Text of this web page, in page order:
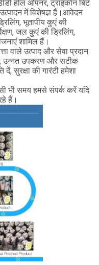
होल ओपनर, ट्राइकोन बिट
में विशेषज्ञ हैं।आवेदन
भूतापीय कुएं की
जल कुएं की ड्रिलिंग,
शामिल हैं।
वाले उत्पाद और सेवा प्रदान
उन्नत उपकरण और सटीक
सुरक्षा की गारंटी हमेशा
भी समय हमसे संपर्क करें यदि
हैं।